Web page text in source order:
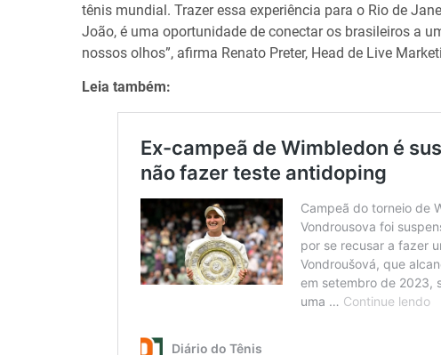
tênis mundial. Trazer essa experiência para o Rio de
João, é uma oportunidade de conectar os brasileiros a
nossos olhos”, afirma Renato Preter, Head de Live
Leia também: